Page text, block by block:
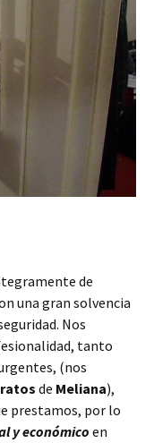
de
una gran solvencia
Nos
tanto
(nos
de Meliana),
prestamos, por lo
y económico en